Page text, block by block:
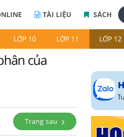
TÀI LIỆU SÁCH
LỚP 10 LỚP 11 LỚP 12
của
Trang sau